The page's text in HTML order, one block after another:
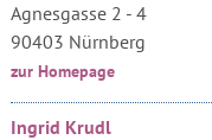
Agnesgasse 2 - 4
90403 Nürnberg
zur Homepage
Ingrid Krudl